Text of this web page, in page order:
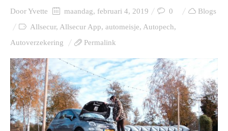
DoorYvette maandag, februari 4, 2019 0
Blogs
Allsecur, Allsecur App, automeisje, Autopech,
Autoverzekering
Permalink